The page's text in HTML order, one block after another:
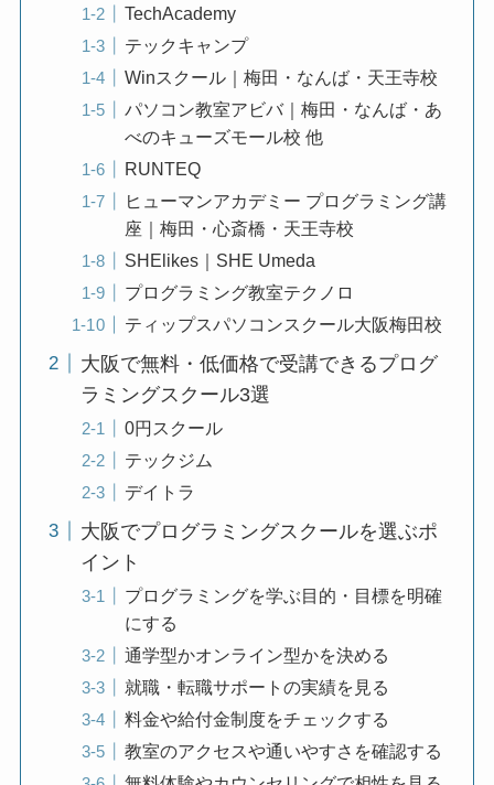
TechAcademy
テックキャンプ
Winスクール｜梅田・なんば・天王寺校
パソコン教室アビバ｜梅田・なんば・あ
べのキューズモール校 他
RUNTEQ
ヒューマンアカデミー プログラミング講
座｜梅田・心斎橋・天王寺校
SHElikes｜SHE Umeda
プログラミング教室テクノロ
ティップスパソコンスクール大阪梅田校
大阪で無料・低価格で受講できるプログ
ラミングスクール3選
0円スクール
テックジム
デイトラ
大阪でプログラミングスクールを選ぶポ
イント
プログラミングを学ぶ目的・目標を明確
にする
通学型かオンライン型かを決める
就職・転職サポートの実績を見る
料金や給付金制度をチェックする
教室のアクセスや通いやすさを確認する